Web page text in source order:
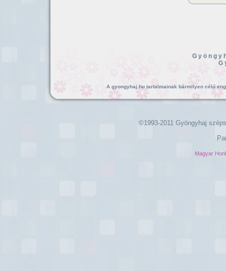
A gyongyhaj.hu tartalmainak bármilyen célú
©1993-2011 Gyöngyhaj
Magyar